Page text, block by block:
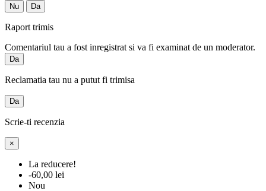
Nu Da
Raport trimis
Comentariul tau a fost inregistrat si va fi examinat de un moderator.
Da
Reclamatia tau nu a putut fi trimisa
Da
Scrie-ti recenzia
×
La reducere!
-60,00 lei
Nou